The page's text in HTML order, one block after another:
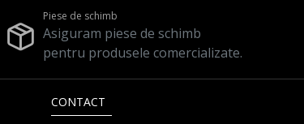
Piese de schimb
Asiguram piese de schimb
pentru produsele comercializate.
CONTACT